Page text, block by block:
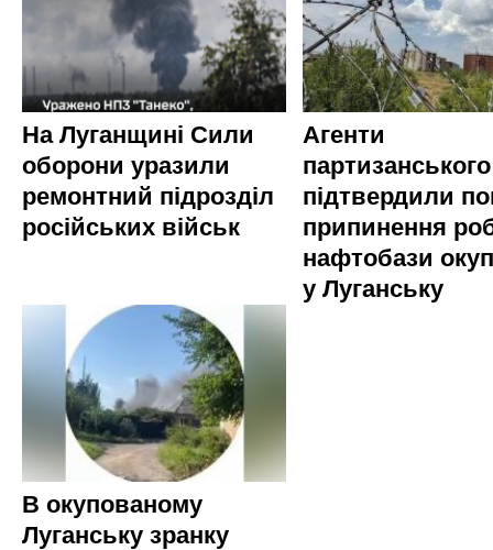
На Луганщині Сили
оборони уразили
ремонтний підрозділ
російських військ
Агенти
підтвердили
припинення
нафтобази
у Луганську
В окупованому
Луганську зранку